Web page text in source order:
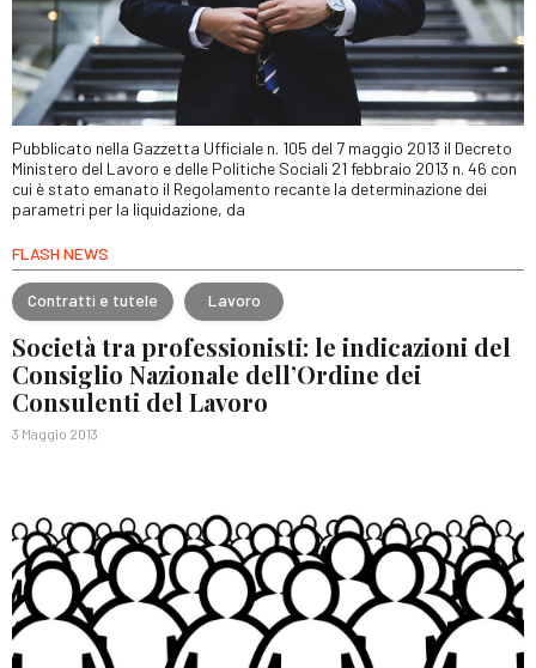
Pubblicato nella Gazzetta Ufficiale n. 105 del 7 maggio 2013 il Decreto
Ministero del Lavoro e delle Politiche Sociali 21 febbraio 2013 n. 46 con
cui è stato emanato il Regolamento recante la determinazione dei
parametri per la liquidazione, da
FLASH NEWS
Contratti e tutele Lavoro
Società tra professionisti: le indicazioni del
Consiglio Nazionale dell’Ordine dei
Consulenti del Lavoro
3 Maggio 2013